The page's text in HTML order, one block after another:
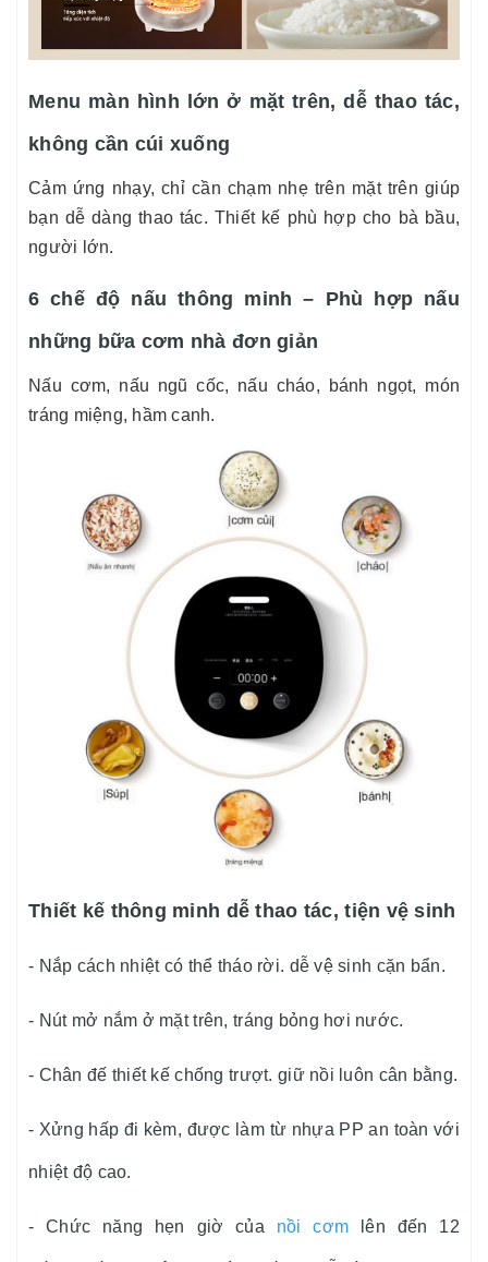
Menu màn hình lớn ở mặt trên, dễ thao tác,
không cần cúi xuống
Cảm ứng nhạy, chỉ cần chạm nhẹ trên mặt trên giúp
bạn dễ dàng thao tác. Thiết kế phù hợp cho bà bầu,
người lớn.
6 chế độ nấu thông minh – Phù hợp nấu
những bữa cơm nhà đơn giản
Nấu cơm, nấu ngũ cốc, nấu cháo, bánh ngọt, món
tráng miệng, hầm canh.
Thiết kế thông minh dễ thao tác, tiện vệ sinh
- Nắp cách nhiệt có thể tháo rời. dễ vệ sinh cặn bẩn.
- Nút mở nắm ở mặt trên, tráng bỏng hơi nước.
- Chân đế thiết kế chống trượt. giữ nồi luôn cân bằng.
- Xửng hấp đi kèm, được làm từ nhựa PP an toàn với
nhiệt độ cao.
- Chức năng hẹn giờ của nồi cơm lên đến 12